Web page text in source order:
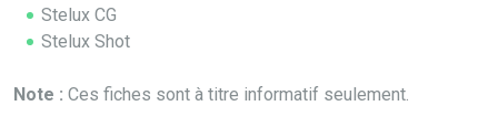
Stelux CG
Stelux Shot
Note : Ces fiches sont à titre informatif seulement.